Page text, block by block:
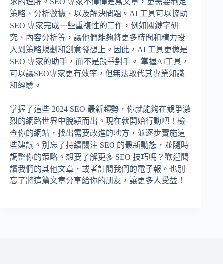
策略、分析數據、以及解決問題。AI 工具可以協助
SEO 專家完成一些重複性的工作，例如關鍵字研
究、內容分析等，讓他們能夠將更多時間和精力投
入到策略規劃和創意發想上。因此，AI 工具更像是
SEO 專家的助手，而不是競爭對手。 掌握AI工具，
可以讓SEO專家更有效率，但無法取代其專業知識
和經驗。
掌握了這些 2024 SEO 最新趨勢，你就能夠在競爭激
烈的網路世界中脫穎而出。現在就開始行動吧！檢
查你的網站，找出需要改進的地方，並逐步實施這
些建議。別忘了持續關注 SEO 的最新動態，並隨時
調整你的策略。想要了解更多 SEO 技巧嗎？歡迎閱
讀我們的其他文章，或者訂閱我們的電子報。也別
忘了將這篇文章分享給你的朋友，讓更多人受益！